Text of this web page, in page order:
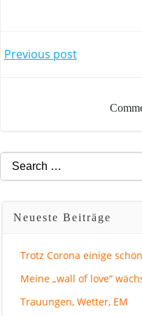
Previous post
Search
for:
Neueste Beiträge
Trotz Corona einige
Meine „wall of love“
Trauungen, Wetter, EM